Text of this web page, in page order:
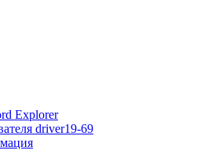
Explorer
driver19-69